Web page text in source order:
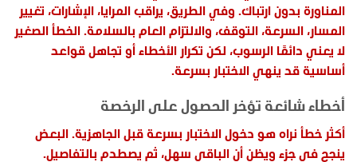
المناورة بدون ارتباك. وفي الطريق، يراقب المرايا، الإشارات، تغيير
المسار، السرعة، التوقف، والالتزام العام بالسلامة. الخطأ الصغير
لا يعني دائمًا الرسوب، لكن تكرار الأخطاء أو تجاهل قواعد
أساسية قد ينهي الاختبار بسرعة.
أخطاء شائعة تؤخر الحصول على الرخصة
أكثر خطأ نراه هو دخول الاختبار بسرعة قبل الجاهزية. البعض
ينجح في جزء ويظن أن الباقي سهل، ثم يصطدم بالتفاصيل.